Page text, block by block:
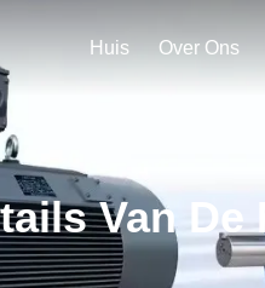
Huis Over Ons
Van De